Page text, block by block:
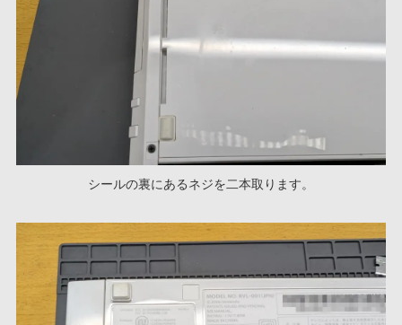
シールの裏にあるネジを二本取ります。